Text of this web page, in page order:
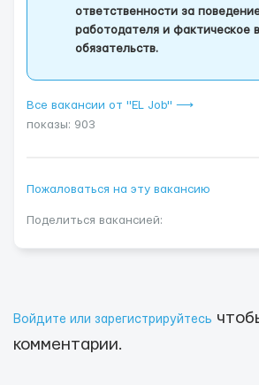
ответственности за
работодателя и фактическое
обязательств.
Все вакансии от "EL Job" ⟶
показы: 903
Пожаловаться на эту вакансию
Поделиться вакансией:
Войдите или зарегистрируйтесь
комментарии.